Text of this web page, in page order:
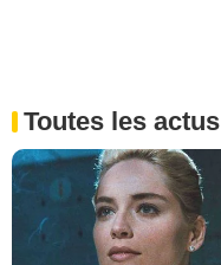
Toutes les